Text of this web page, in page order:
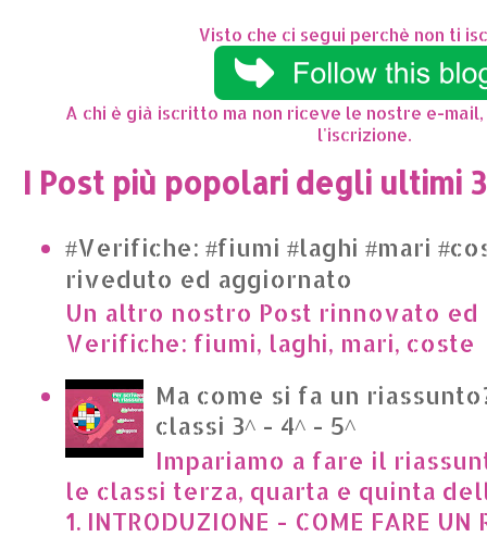
Visto che ci segui perchè non ti
A chi è già iscritto ma non riceve le nostre e-
l'iscrizione.
I Post più popolari degli ultimi
#Verifiche: #fiumi #laghi #mari
riveduto ed aggiornato
Un altro nostro Post rinnovato
Verifiche: fiumi, laghi, mari, coste
Ma come si fa un
classi 3^ - 4^ - 5^
Impariamo a fare il
le classi terza, quarta e quinta
1. INTRODUZIONE - COME FARE UN